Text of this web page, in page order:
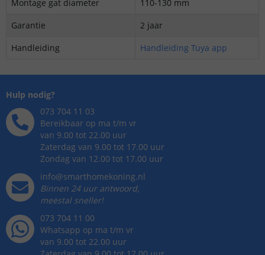
Montage gat diameter
110-130 mm
Garantie
2 jaar
Handleiding
Handleiding Tuya app
Hulp nodig?
073 704 11 03
Bereikbaar op ma t/m vr
van 9.00 tot 22.00 uur
Zaterdag van 9.00 tot 17.00 uur
Zondag van 12.00 tot 17.00 uur
info@smarthomekoning.nl
Binnen 24 uur antwoord,
meestal sneller!
073 704 11 00
Whatsapp op ma t/m vr
van 9.00 tot 22.00 uur